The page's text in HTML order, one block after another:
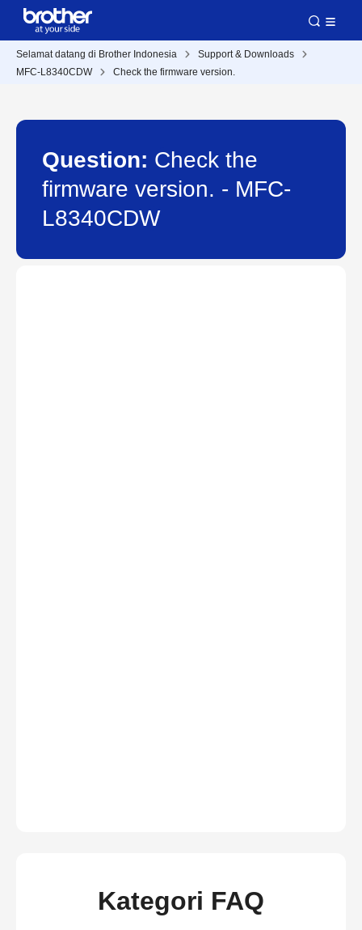
Selamat datang di Brother Indonesia
Support & Downloads
MFC-L8340CDW
Check the firmware version.
Question: Check the
firmware version. - MFC-
L8340CDW
Kategori FAQ